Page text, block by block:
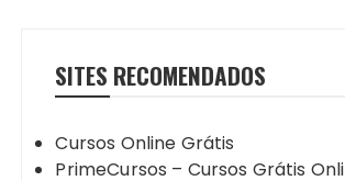
SITES RECOMENDADOS
Cursos Online Grátis
PrimeCursos – Cursos Grátis